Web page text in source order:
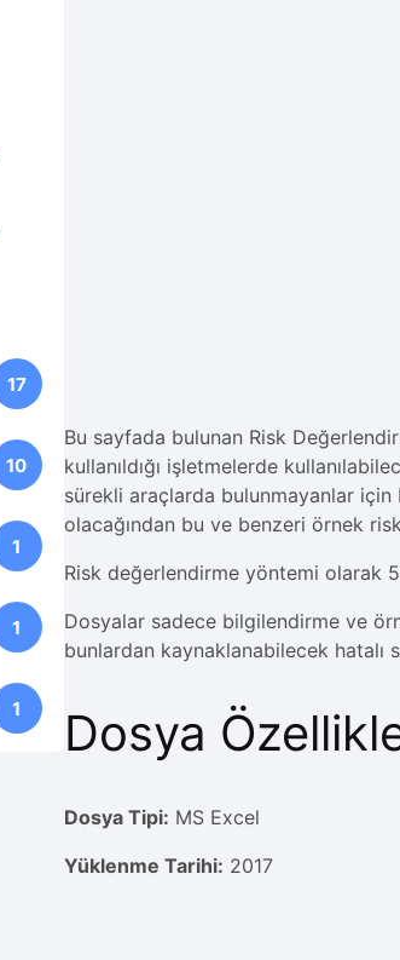
17
10
1
1
1
Bu sayfada bulunan Risk
kullanıldığı işletmelerde
sürekli araçlarda bulunmayanlar
olacağından bu ve benzeri örnek
Risk değerlendirme yöntemi olarak
Dosyalar sadece bilgilendirme ve
bunlardan kaynaklanabilecek hatalı
Dosya
Dosya Tipi: MS Excel
Yüklenme Tarihi: 2017